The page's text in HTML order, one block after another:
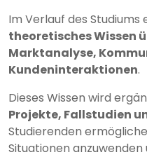
Im Verlauf des
theoretisches Wissen
Marktanalyse,
Kundeninteraktionen.
Dieses Wissen wird
Projekte, Fallstudien
Studierenden
Situationen anzuwenden